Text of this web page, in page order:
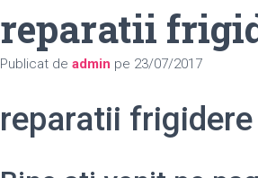
reparatii
Publicat de admin pe 23/07/2017
reparatii